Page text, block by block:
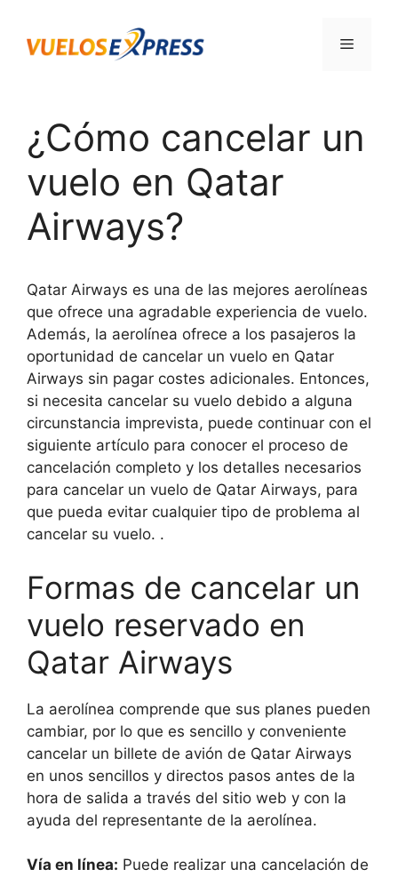
contenido
Menú
¿Cómo cancelar un
vuelo en Qatar
Airways?
Qatar Airways es una de las mejores aerolíneas
que ofrece una agradable experiencia de vuelo.
Además, la aerolínea ofrece a los pasajeros la
oportunidad de cancelar un vuelo en Qatar
Airways sin pagar costes adicionales. Entonces,
si necesita cancelar su vuelo debido a alguna
circunstancia imprevista, puede continuar con el
siguiente artículo para conocer el proceso de
cancelación completo y los detalles necesarios
para cancelar un vuelo de Qatar Airways, para
que pueda evitar cualquier tipo de problema al
cancelar su vuelo. .
Formas de cancelar un
vuelo reservado en
Qatar Airways
La aerolínea comprende que sus planes pueden
cambiar, por lo que es sencillo y conveniente
cancelar un billete de avión de Qatar Airways
en unos sencillos y directos pasos antes de la
hora de salida a través del sitio web y con la
ayuda del representante de la aerolínea.
Vía en línea: Puede realizar una cancelación de